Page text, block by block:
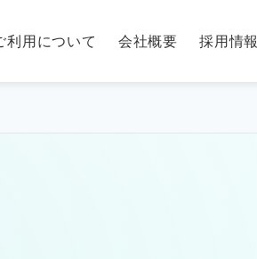
利用について 会社概要 採用情報